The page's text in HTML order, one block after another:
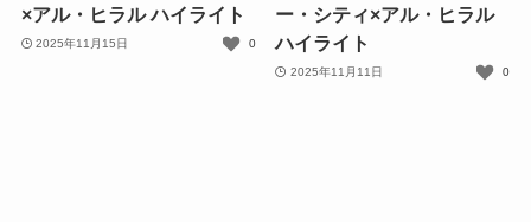
×アル・ヒラル ハイライト
2025年11月15日 0
ー・シティ×アル・ヒラル
ハイライト
2025年11月11日 0